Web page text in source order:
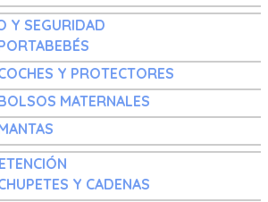
Y SEGURIDAD
Y PROTECTORES
MATERNALES
Y CADENAS